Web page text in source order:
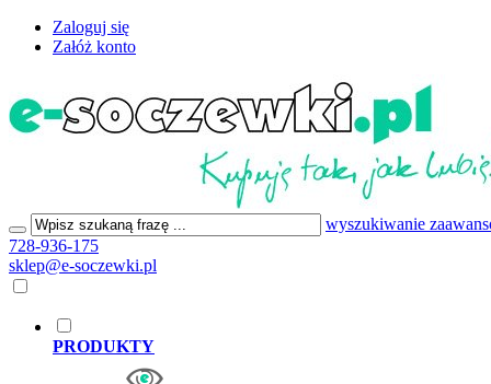
Zaloguj się
Załóż konto
wyszukiwanie
728-936-175
sklep@e-soczewki.pl
PRODUKTY